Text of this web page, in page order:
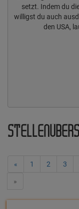
setzt. Indem du
willigst du auch
den USA,
« 1 2 3
»